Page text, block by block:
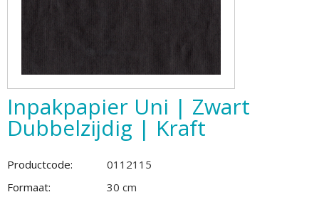
Inpakpapier Uni | Zwart
Dubbelzijdig | Kraft
Productcode:
0112115
Formaat:
30 cm